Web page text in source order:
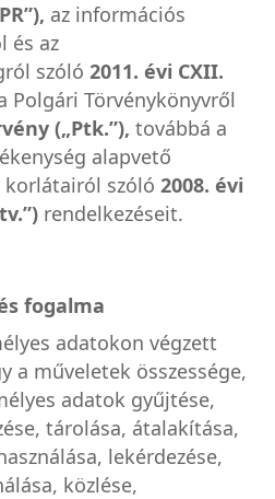
az információs
és az
szóló 2011. évi CXII.
Polgári Törvénykönyvről
(„Ptk.”), továbbá a
alapvető
szóló 2008. évi
rendelkezéseit.
fogalma
adatokon végzett
a műveletek összessége,
adatok gyűjtése,
tárolása, átalakítása,
lekérdezése,
közlése,